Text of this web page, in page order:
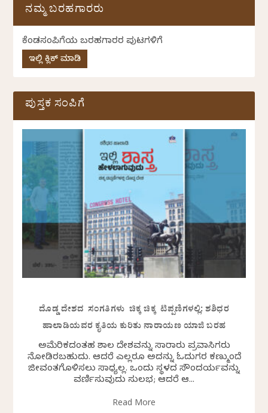
ನಮ್ಮ ಬರಹಗಾರರು
ಕೆಂಡಸಂಪಿಗೆಯ ಬರಹಗಾರರ ಪುಟಗಳಿಗೆ
ಇಲ್ಲಿ ಕ್ಲಿಕ್ ಮಾಡಿ
ಪುಸ್ತಕ ಸಂಪಿಗೆ
ದೊಡ್ಡ ದೇಶದ ಸಂಗತಿಗಳು ಚಿಕ್ಕ ಚಿಕ್ಕ ಟಿಪ್ಪಣಿಗಳಲ್ಲಿ: ಶಶಿಧರ
ಹಾಲಾಡಿಯವರ ಕೃತಿಯ ಕುರಿತು ನಾರಾಯಣ ಯಾಜಿ ಬರಹ
ಅಮೆರಿಕದಂತಹ ವಿಶಾಲ ದೇಶವನ್ನು ಸಾವಿರಾರು ಪ್ರವಾಸಿಗರು
ನೋಡಿರಬಹುದು. ಆದರೆ ಎಲ್ಲರೂ ಅದನ್ನು ಓದುಗರ ಕಣ್ಮುಂದೆ
ಜೀವಂತಗೊಳಿಸಲು ಸಾಧ್ಯವಿಲ್ಲ. ಒಂದು ಸ್ಥಳದ ಸೌಂದರ್ಯವನ್ನು
ವರ್ಣಿಸುವುದು ಸುಲಭ; ಆದರೆ ಆ...
Read More